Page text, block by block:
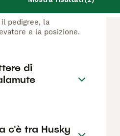
in Italia è di circa
possono variare in
pedigree, la
e la posizione.
di
c'è tra Husky